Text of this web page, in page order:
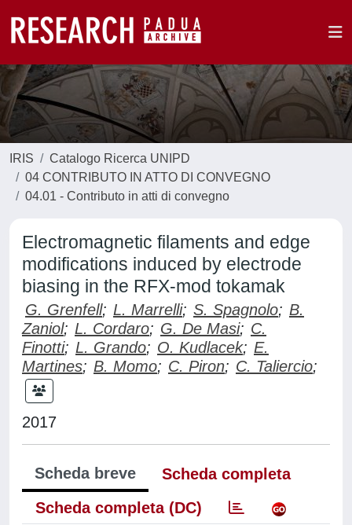
IRIS
Catalogo Ricerca UNIPD
04 CONTRIBUTO IN ATTO DI CONVEGNO
04.01 - Contributo in atti di convegno
Electromagnetic filaments and edge
modifications induced by electrode
biasing in the RFX-mod tokamak
G. Grenfell; L. Marrelli; S. Spagnolo; B.
Zaniol; L. Cordaro; G. De Masi; C.
Finotti; L. Grando; O. Kudlacek; E.
Martines; B. Momo; C. Piron; C. Taliercio;
2017
Scheda breve
Scheda completa
Scheda completa (DC)